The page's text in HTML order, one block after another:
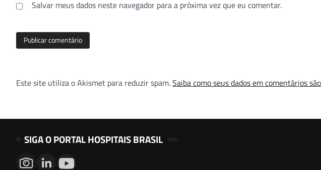
Salvar meus dados neste navegador para a próxima vez que eu comentar.
Este site utiliza o Akismet para reduzir spam.Saiba como seus dados em comentários
SIGA O PORTAL HOSPITAIS BRASIL